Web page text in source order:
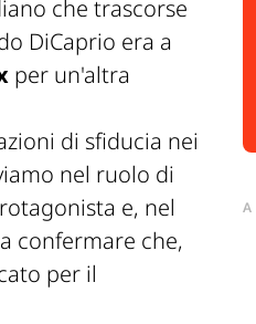
che trascorse
DiCaprio era a
per un'altra
di sfiducia nei
nel ruolo di
e, nel
confermare che,
per il